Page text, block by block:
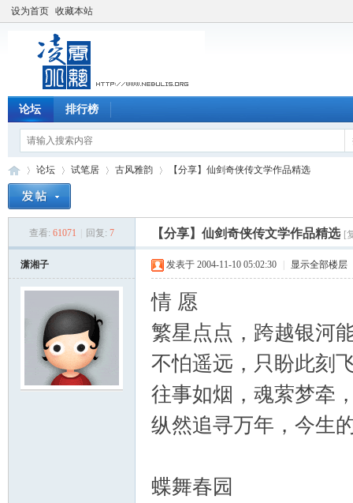
设为首页 收藏本站
论坛 排行榜
论坛
›
试笔居
›
古风雅韵 【分享】仙剑奇侠传文学作品精选
查看: 61071 回复: 7 【分享】仙剑奇侠传文学作品精选 [
潇湘子 发表于 2004-11-10 05:02:30 显示全部楼层
情 愿
繁星点点，跨越银河
不怕遥远，只盼此刻
往事如烟，魂萦梦牵
纵然追寻万年，今生
蝶舞春园